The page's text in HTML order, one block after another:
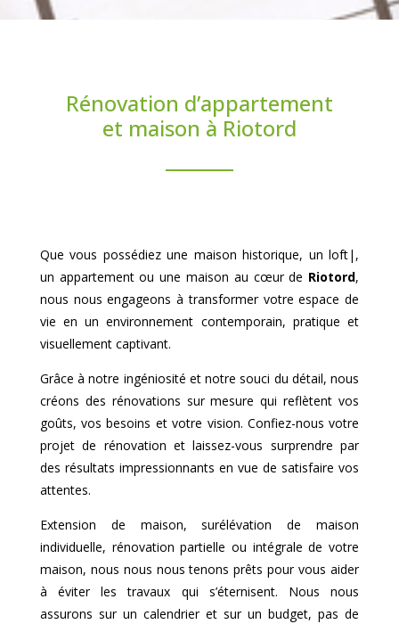
Rénovation d’appartement
et maison à Riotord
Que vous possédiez une maison historique, un loft|,
un appartement ou une maison au cœur de Riotord,
nous nous engageons à transformer votre espace de
vie en un environnement contemporain, pratique et
visuellement captivant.
Grâce à notre ingéniosité et notre souci du détail, nous
créons des rénovations sur mesure qui reflètent vos
goûts, vos besoins et votre vision. Confiez-nous votre
projet de rénovation et laissez-vous surprendre par
des résultats impressionnants en vue de satisfaire vos
attentes.
Extension de maison, surélévation de maison
individuelle, rénovation partielle ou intégrale de votre
maison, nous nous nous tenons prêts pour vous aider
à éviter les travaux qui s’éternisent. Nous nous
assurons sur un calendrier et sur un budget, pas de